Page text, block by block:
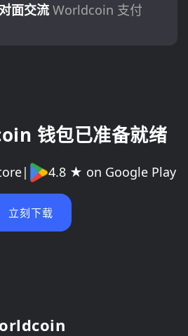
面交流Worldcoin 支付
钱包已准备就绪
| 4.8 ★ on Google Play
立刻下载